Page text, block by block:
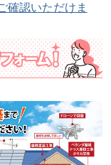
確認いただけま